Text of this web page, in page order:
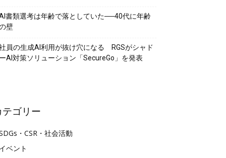
書類選考は年齢で落としていた──40代に年齢
壁
員の生成AI利用が抜け穴になる RGSがシャド
AI対策ソリューション「SecureGo」を発表
テゴリー
・CSR・社会活動
ベント